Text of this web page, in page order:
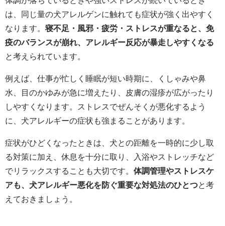
は、同じ量の犬アレルゲンに触れても症状が強く出やすく
なります。 寝不足・風邪・疲労・ストレスが重なると、免
疫のバランスが崩れ、アレルギー反応が暴走しやすくなる
と考えられています。
例えば、仕事が忙しく睡眠が短い時期に、くしゃみや鼻
水、目のかゆみが急に増えたり、皮膚の湿疹が広がったり
しやすくなります。ストレスでぜんそくが悪化するよう
に、犬アレルギーの症状も強まることがあります。
症状がひどくなったときは、犬との距離を一時的に少し取
る対策に加え、休息を十分に取り、入浴やストレッチなど
でリラックスすることも大切です。 体調管理やストレスケ
アも、犬アレルギー悪化を防ぐ重要な対処法のひとつと考
えておきましょう。